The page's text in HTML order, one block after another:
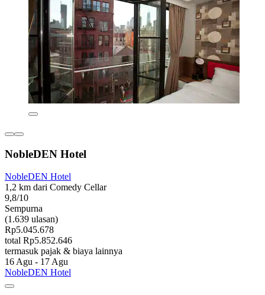
NobleDEN Hotel
NobleDEN Hotel
1,2 km dari Comedy Cellar
9,8/10
Sempurna
(1.639 ulasan)
Rp5.045.678
total Rp5.852.646
termasuk pajak & biaya lainnya
16 Agu - 17 Agu
NobleDEN Hotel